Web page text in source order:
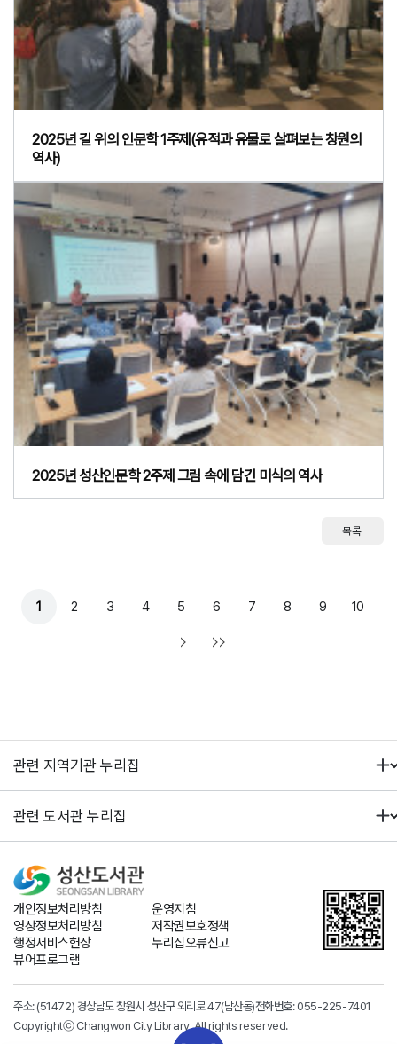
2025년 길 위의 인문학 1주제(유적과 유물로 살펴보는 창원의
역사)
2025년 성산인문학 2주제 그림 속에 담긴 미식의 역사
목록
1 2 3 4 5 6 7 8 9 10
개인정보처리방침
운영지침
영상정보처리방침
저작권보호정책
행정서비스헌장
누리집오류신고
뷰어프로그램
주소: (51472) 경상남도 창원시 성산구 외리로 47(남산동)전화번호:055-225-7401
Copyrightⓒ Changwon City Library. All rights reserved.